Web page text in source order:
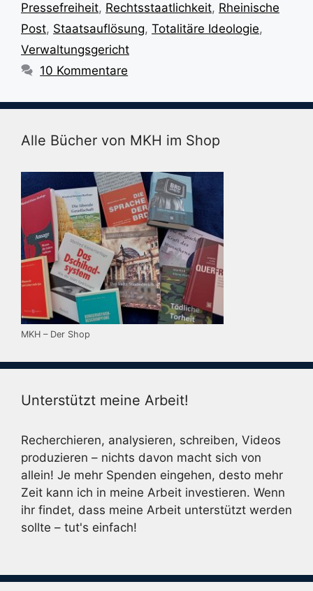
Pressefreiheit, Rechtsstaatlichkeit, Rheinische
Post, Staatsauflösung, Totalitäre Ideologie,
Verwaltungsgericht
10 Kommentare
Alle Bücher von MKH im Shop
MKH – Der Shop
Unterstützt meine Arbeit!
Recherchieren, analysieren, schreiben, Videos
produzieren – nichts davon macht sich von
allein! Je mehr Spenden eingehen, desto mehr
Zeit kann ich in meine Arbeit investieren. Wenn
ihr findet, dass meine Arbeit unterstützt werden
sollte – tut's einfach!